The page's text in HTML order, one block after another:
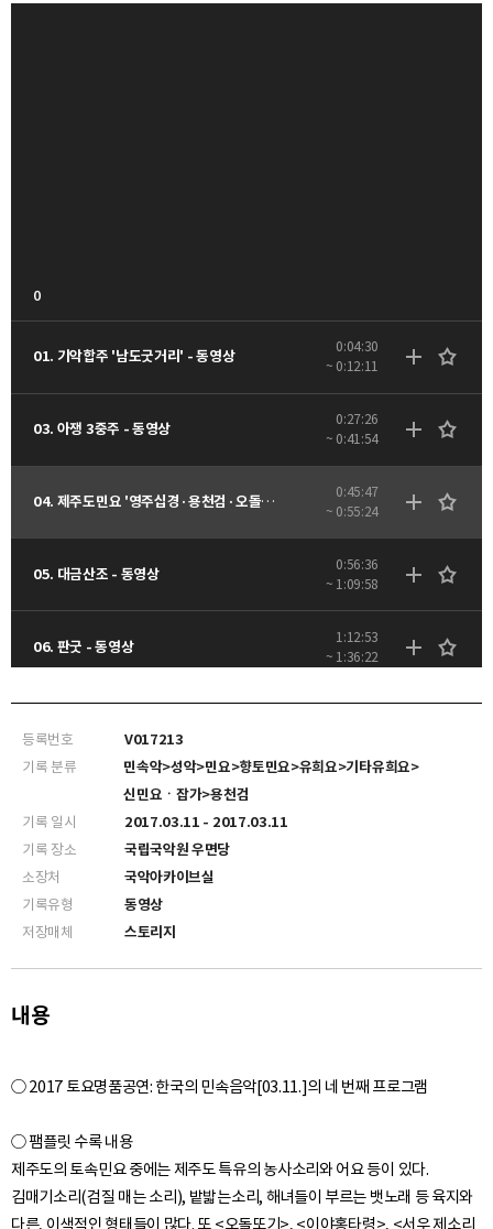
0
01. 기악합주 '남도굿거리' - 동영상
0:04:30
~ 0:12:11
03. 아쟁 3중주 - 동영상
0:27:26
~ 0:41:54
04. 제주도민요 '영주십경·용천검·오돌또기·이어도 사나·노젓는소리' - 동영상
0:45:47
~ 0:55:24
05. 대금산조 - 동영상
0:56:36
~ 1:09:58
06. 판굿 - 동영상
1:12:53
~ 1:36:22
등록번호
V017213
기록 분류
민속악>성악>민요>향토민요>유희요>기타유희요>
신민요ㆍ잡가>용천검
기록 일시
2017.03.11 - 2017.03.11
기록 장소
국립국악원 우면당
소장처
국악아카이브실
기록유형
동영상
저장매체
스토리지
내용
○ 2017 토요명품공연: 한국의 민속음악[03.11.]의 네 번째 프로그램
○ 팸플릿 수록 내용
제주도의 토속민요 중에는 제주도 특유의 농사소리와 어요 등이 있다.
김매기소리(검질 매는 소리), 밭밟는소리, 해녀들이 부르는 뱃노래 등 육지와
다른, 이색적인 형태들이 많다. 또 <오돌또기>, <이야홍타령>, <서우 제소리